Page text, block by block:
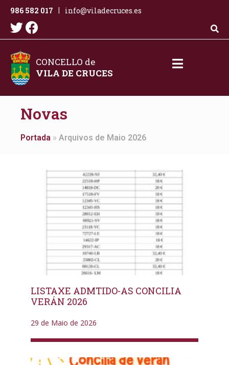
986 582 017 info@viladecruces.es
CONCELLO de
VILA DE CRUCES
Novas
Portada » Arquivos de Maio 2026
LISTAXE ADMTIDO-AS CONCILIA
VERÁN 2026
29 de Maio de 2026